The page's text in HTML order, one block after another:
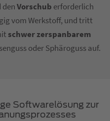
denVorschub erforderlich
vom Werkstoff, und tritt
schwer zerspanbarem
oder Sphäroguss auf.
Softwarelösung zur